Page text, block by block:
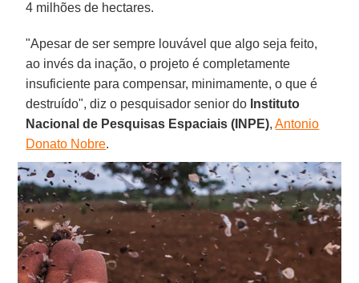
4 milhões de hectares.
"Apesar de ser sempre louvável que algo seja feito,
ao invés da inação, o projeto é completamente
insuficiente para compensar, minimamente, o que é
destruído", diz o pesquisador senior do Instituto
Nacional de Pesquisas Espaciais (INPE),Antonio
Donato Nobre.